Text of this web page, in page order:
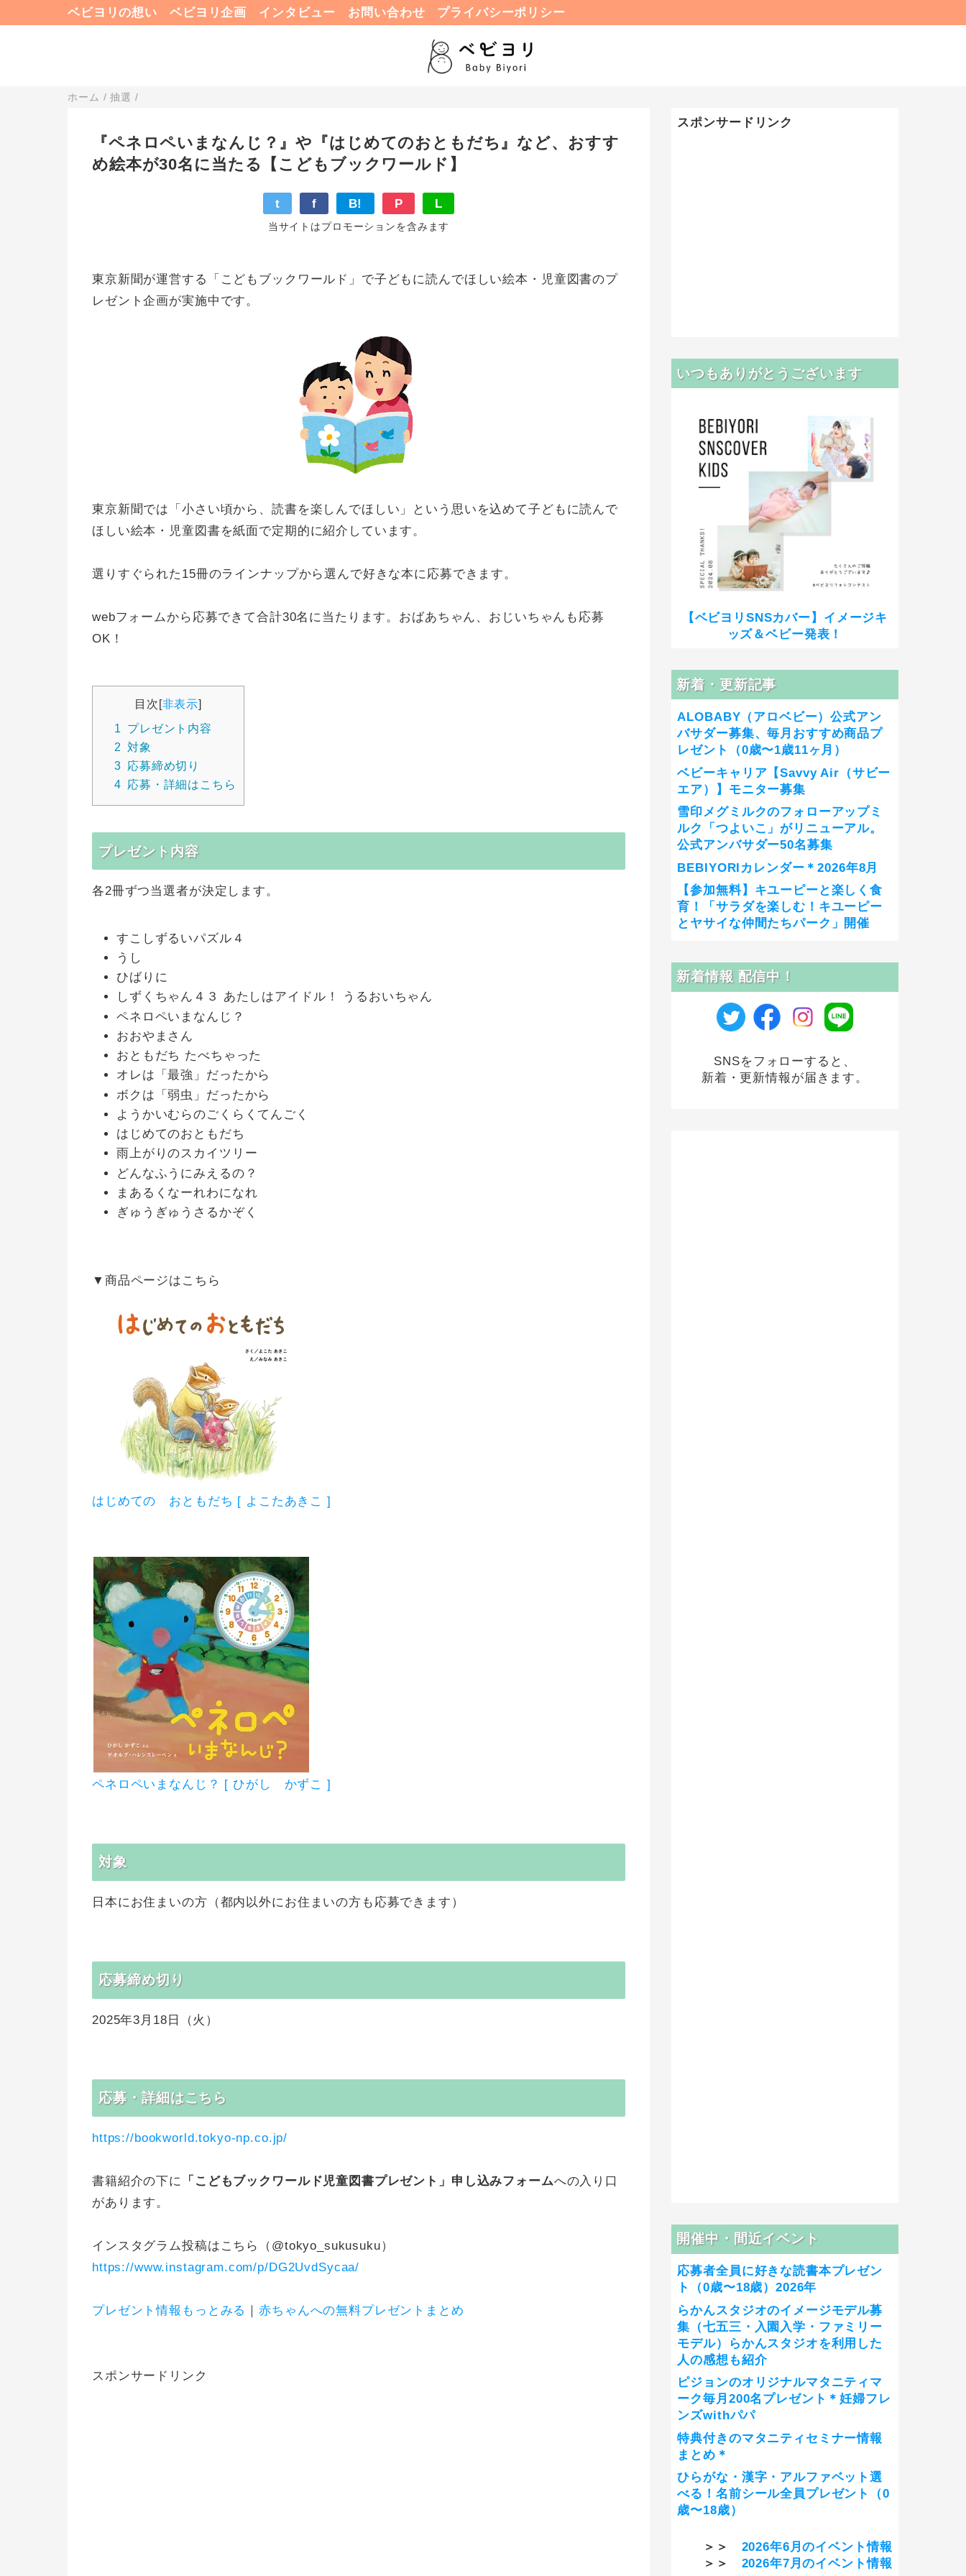
ベビヨリの想い ベビヨリ企画 インタビュー お問い合わせ プライバシーポリシー
ホーム /抽選 /
『ペネロペいまなんじ？』や『はじめてのおともだち』など、おすす
め絵本が30名に当たる【こどもブックワールド】
t f B! P L
当サイトはプロモーションを含みます
東京新聞が運営する「こどもブックワールド」で子どもに読んでほしい絵本・児童図書のプ
レゼント企画が実施中です。
東京新聞では「小さい頃から、読書を楽しんでほしい」という思いを込めて子どもに読んで
ほしい絵本・児童図書を紙面で定期的に紹介しています。
選りすぐられた15冊のラインナップから選んで好きな本に応募できます。
webフォームから応募できて合計30名に当たります。おばあちゃん、おじいちゃんも応募
OK！
目次[非表示]
1
プレゼント内容
2 対象
3 応募締め切り
4 応募・詳細はこちら
プレゼント内容
各2冊ずつ当選者が決定します。
すこしずるいパズル４
うし
ひばりに
しずくちゃん４３ あたしはアイドル！ うるおいちゃん
ペネロペいまなんじ？
おおやまさん
おともだち たべちゃった
オレは「最強」だったから
ボクは「弱虫」だったから
ようかいむらのごくらくてんごく
はじめてのおともだち
雨上がりのスカイツリー
どんなふうにみえるの？
まあるくなーれわになれ
ぎゅうぎゅうさるかぞく
▼商品ページはこちら
はじめての おともだち [ よこたあきこ ]
ペネロペいまなんじ？ [ ひがし かずこ ]
対象
日本にお住まいの方（都内以外にお住まいの方も応募できます）
応募締め切り
2025年3月18日（火）
応募・詳細はこちら
https://bookworld.tokyo-np.co.jp/
書籍紹介の下に 「こどもブックワールド児童図書プレゼント」申し込みフォームへの入り口
があります。
インスタグラム投稿はこちら（@tokyo_sukusuku）
https://www.instagram.com/p/DG2UvdSycaa/
プレゼント情報もっとみる ｜赤ちゃんへの無料プレゼントまとめ
スポンサードリンク
スポンサードリンク
いつもありがとうございます
【ベビヨリSNSカバー】イメージキ
ッズ＆ベビー発表！
新着・更新記事
ALOBABY（アロベビー）公式アン
バサダー募集、毎月おすすめ商品プ
レゼント（0歳〜1歳11ヶ月）
ベビーキャリア【Savvy Air（サビー
エア）】モニター募集
雪印メグミルクのフォローアップミ
ルク「つよいこ」がリニューアル。
公式アンバサダー50名募集
BEBIYORIカレンダー＊2026年8月
【参加無料】キユーピーと楽しく食
育！「サラダを楽しむ！キユーピー
とヤサイな仲間たちパーク」開催
新着情報 配信中！
SNSをフォローすると、
新着・更新情報が届きます。
開催中・間近イベント
応募者全員に好きな読書本プレゼン
ト（0歳〜18歳）2026年
らかんスタジオのイメージモデル募
集（七五三・入園入学・ファミリー
モデル）らかんスタジオを利用した
人の感想も紹介
ピジョンのオリジナルマタニティマ
ーク毎月200名プレゼント＊妊婦フレ
ンズwithパパ
特典付きのマタニティセミナー情報
まとめ＊
ひらがな・漢字・アルファベット選
べる！名前シール全員プレゼント（0
歳〜18歳）
＞＞ 2026年6月のイベント情報
＞＞ 2026年7月のイベント情報